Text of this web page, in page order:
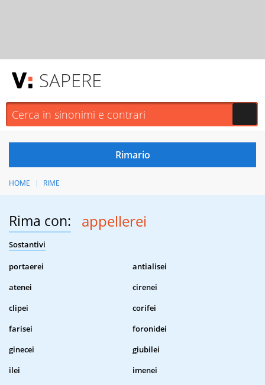
SAPERE
HOME RIME
Rima con: appellerei
Sostantivi
portaerei
antialisei
atenei
cirenei
clipei
corifei
farisei
foronidei
ginecei
giubilei
ilei
imenei